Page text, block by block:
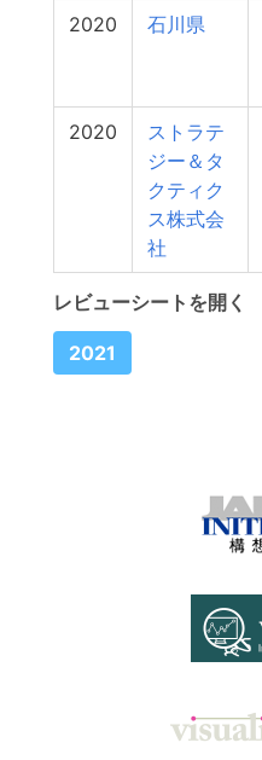
2020 石川県
2020
ストラテ
ジー＆タ
クティク
ス株式会
社
レビューシートを開く
2021